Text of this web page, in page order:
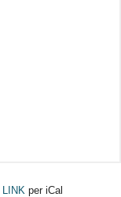
LINK per iCal